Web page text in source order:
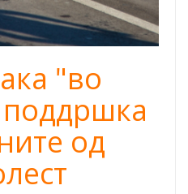
"во
поддршка
од